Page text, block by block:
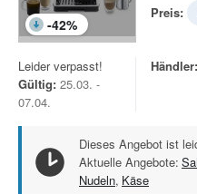
-42%
Preis:
Leider verpasst!
Gültig: 25.03. -
07.04.
Händler:
Dieses Angebot ist
Aktuelle Angebote:
Nudeln, Käse